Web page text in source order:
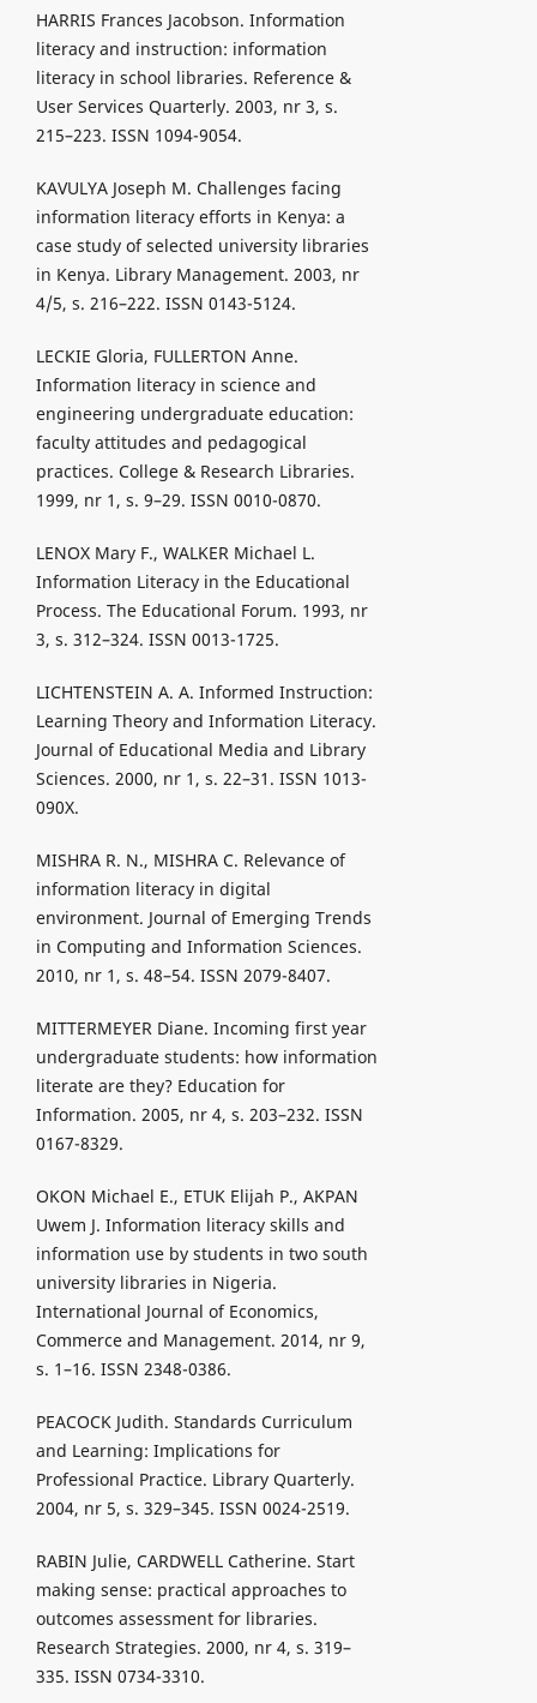
HARRIS Frances Jacobson. Information
literacy and instruction: information
literacy in school libraries. Reference &
User Services Quarterly. 2003, nr 3, s.
215–223. ISSN 1094-9054.
KAVULYA Joseph M. Challenges facing
information literacy efforts in Kenya: a
case study of selected university libraries
in Kenya. Library Management. 2003, nr
4/5, s. 216–222. ISSN 0143-5124.
LECKIE Gloria, FULLERTON Anne.
Information literacy in science and
engineering undergraduate education:
faculty attitudes and pedagogical
practices. College & Research Libraries.
1999, nr 1, s. 9–29. ISSN 0010-0870.
LENOX Mary F., WALKER Michael L.
Information Literacy in the Educational
Process. The Educational Forum. 1993, nr
3, s. 312–324. ISSN 0013-1725.
LICHTENSTEIN A. A. Informed Instruction:
Learning Theory and Information Literacy.
Journal of Educational Media and Library
Sciences. 2000, nr 1, s. 22–31. ISSN 1013-
090X.
MISHRA R. N., MISHRA C. Relevance of
information literacy in digital
environment. Journal of Emerging Trends
in Computing and Information Sciences.
2010, nr 1, s. 48–54. ISSN 2079-8407.
MITTERMEYER Diane. Incoming first year
undergraduate students: how information
literate are they? Education for
Information. 2005, nr 4, s. 203–232. ISSN
0167-8329.
OKON Michael E., ETUK Elijah P., AKPAN
Uwem J. Information literacy skills and
information use by students in two south
university libraries in Nigeria.
International Journal of Economics,
Commerce and Management. 2014, nr 9,
s. 1–16. ISSN 2348-0386.
PEACOCK Judith. Standards Curriculum
and Learning: Implications for
Professional Practice. Library Quarterly.
2004, nr 5, s. 329–345. ISSN 0024-2519.
RABIN Julie, CARDWELL Catherine. Start
making sense: practical approaches to
outcomes assessment for libraries.
Research Strategies. 2000, nr 4, s. 319–
335. ISSN 0734-3310.